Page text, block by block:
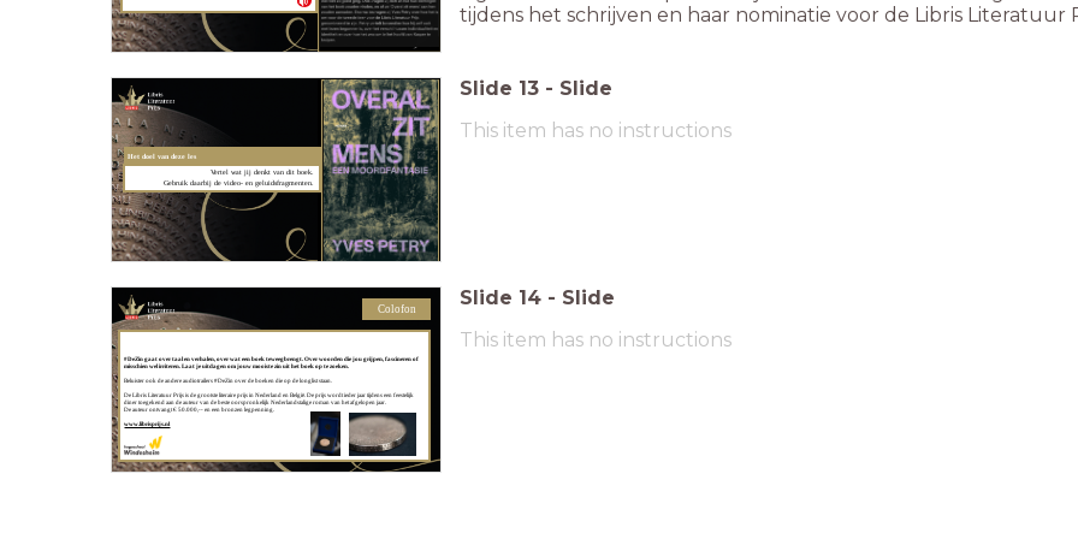
tijdens het schrijven en haar nominatie voor de Libris Literatuur
Het doel van deze les
Vertel wat jij denkt van dit boek.
Gebruik daarbij de video- en geluidsfragmenten.
Slide 13 - Slide
This item has no instructions
Colofon
#DeZin gaat over taal en verhalen, over wat een boek teweegbrengt. Over woorden die jou grijpen, fascineren of
misschien wel irriteren. Laat je uitdagen om jouw mooiste zin uit het boek op te zoeken.
Beluister ook de andere audiotrailers #DeZin over de boeken die op de longlist staan.
De Libris Literatuur Prijs is de grootste literaire prijs in Nederland en België. De prijs wordt ieder jaar tijdens een feestelijk
diner toegekend aan de auteur van de beste oorspronkelijk Nederlandstalige roman van het afgelopen jaar.
De auteur ontvangt € 50.000,-- en een bronzen legpenning.
www.librisprijs.nl
Slide 14 - Slide
This item has no instructions